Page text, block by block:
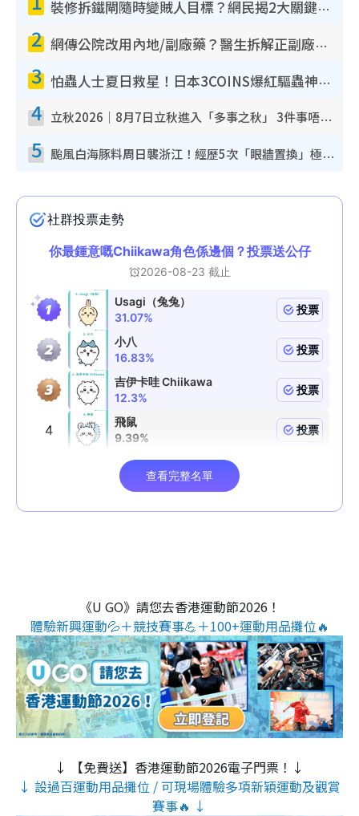
裝修拆鐵閘隨時變賊人目標？網民揭2大關鍵用途：裝新式等於白裝？附新舊鐵閘分別
2 網傳公院改用內地/副廠藥？醫生拆解正副廠分別 揭4類人換藥隨時出事
3 怕蟲人士夏日救星！日本3COINS爆紅驅蟲神器$45起 1招「全程免觸碰」輕鬆搞定小強
4 立秋2026｜8月7日立秋進入「多事之秋」 3件事唔做得！專家教6招開運 清枱頭／銀包納氣接好運
5 颱風白海豚料周日襲浙江！經歷5次「眼牆置換」極罕見 成登陸內地最長途颱風
《U GO》請您去香港運動節2026！
體驗新興運動💦＋競技賽事💪＋100+運動用品攤位🔥
↓ 【免費送】香港運動節2026電子門票！↓
↓ 設過百運動用品攤位 / 可現場體驗多項新穎運動及觀賞
賽事🔥 ↓